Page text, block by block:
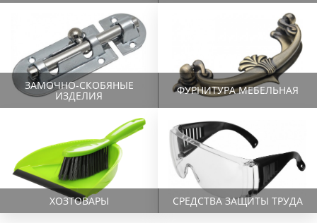
ЗАМОЧНО-СКОБЯНЫЕ
ИЗДЕЛИЯ ФУРНИТУРА МЕБЕЛЬНАЯ
ХОЗТОВАРЫ СРЕДСТВА ЗАЩИТЫ ТРУДА